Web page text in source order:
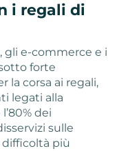
i regali di
gli e-commerce e i
forte
la corsa ai regali,
legati alla
dei
sulle
più